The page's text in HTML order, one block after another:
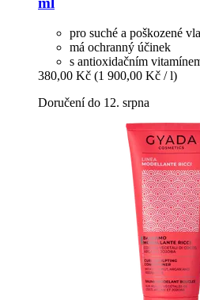
pro suché a poškozené
má ochranný účinek
s antioxidačním
380,00 Kč (1 900,00 Kč / l)
Doručení do 12. srpna